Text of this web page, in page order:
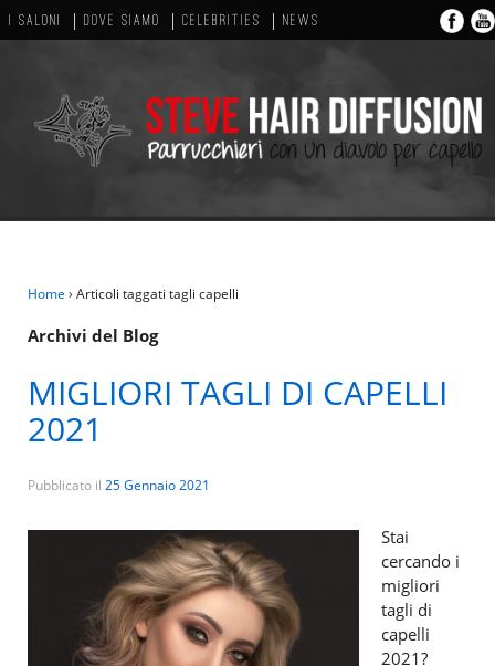
I SALONI DOVE SIAMO CELEBRITIES NEWS
Home › Articoli taggati tagli capelli
Archivi del Blog
MIGLIORI TAGLI DI CAPELLI
2021
Pubblicato il 25 Gennaio 2021
Stai
cercando i
migliori
tagli di
capelli
2021?